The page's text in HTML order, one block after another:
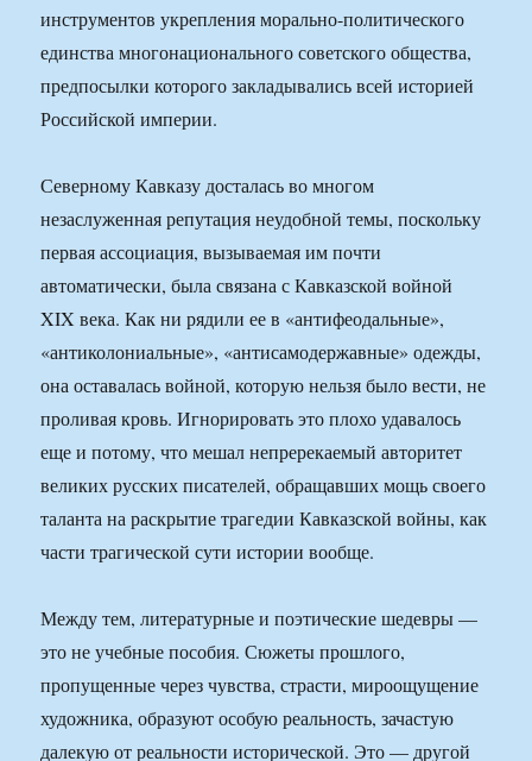
инструментов укрепления морально-политического
единства многонационального советского общества,
предпосылки которого закладывались всей историей
Российской империи.
Северному Кавказу досталась во многом
незаслуженная репутация неудобной темы, поскольку
первая ассоциация, вызываемая им почти
автоматически, была связана с Кавказской войной
XIX века. Как ни рядили ее в «антифеодальные»,
«антиколониальные», «антисамодержавные» одежды,
она оставалась войной, которую нельзя было вести, не
проливая кровь. Игнорировать это плохо удавалось
еще и потому, что мешал непререкаемый авторитет
великих русских писателей, обращавших мощь своего
таланта на раскрытие трагедии Кавказской войны, как
части трагической сути истории вообще.
Между тем, литературные и поэтические шедевры —
это не учебные пособия. Сюжеты прошлого,
пропущенные через чувства, страсти, мироощущение
художника, образуют особую реальность, зачастую
далекую от реальности исторической. Это — другой